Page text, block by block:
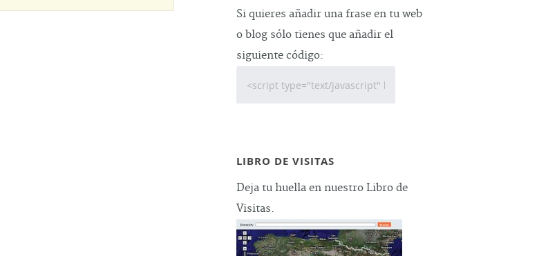
Si quieres añadir una frase en tu web
o blog sólo tienes que añadir el
siguiente código:
LIBRO DE VISITAS
Deja tu huella en nuestro Libro de
Visitas.